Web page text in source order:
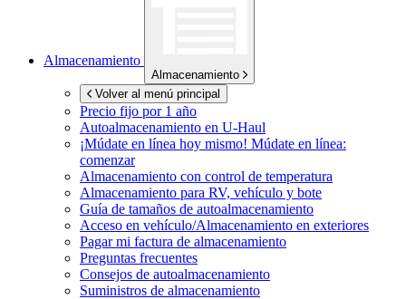
Almacenamiento
Almacenamiento
Volver al menú principal
Precio fijo por 1 año
Autoalmacenamiento en U-Haul
¡Múdate en línea hoy mismo! Múdate en línea:
comenzar
Almacenamiento con control de temperatura
Almacenamiento para RV, vehículo y bote
Guía de tamaños de autoalmacenamiento
Acceso en vehículo/Almacenamiento en exteriores
Pagar mi factura de almacenamiento
Preguntas frecuentes
Consejos de autoalmacenamiento
Suministros de almacenamiento